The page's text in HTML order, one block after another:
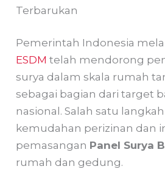
Terbarukan
Pemerintah Indonesia
ESDM telah mendorong
surya dalam skala rumah
sebagai bagian dari target
nasional. Salah satu
kemudahan perizinan dan
pemasangan Panel Surya
rumah dan gedung.